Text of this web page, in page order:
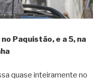
Paquistão, e a 5, na
quase inteiramente no